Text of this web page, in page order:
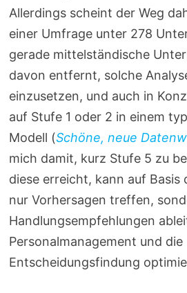
Allerdings scheint der Weg
einer Umfrage unter 278
gerade mittelständische
davon entfernt, solche
einzusetzen, und auch in
auf Stufe 1 oder 2 in einem
Modell (Schöne, neue
mich damit, kurz Stufe 5 zu
diese erreicht, kann auf Basis
nur Vorhersagen treffen,
Handlungsempfehlungen
Personalmanagement und die
Entscheidungsfindung